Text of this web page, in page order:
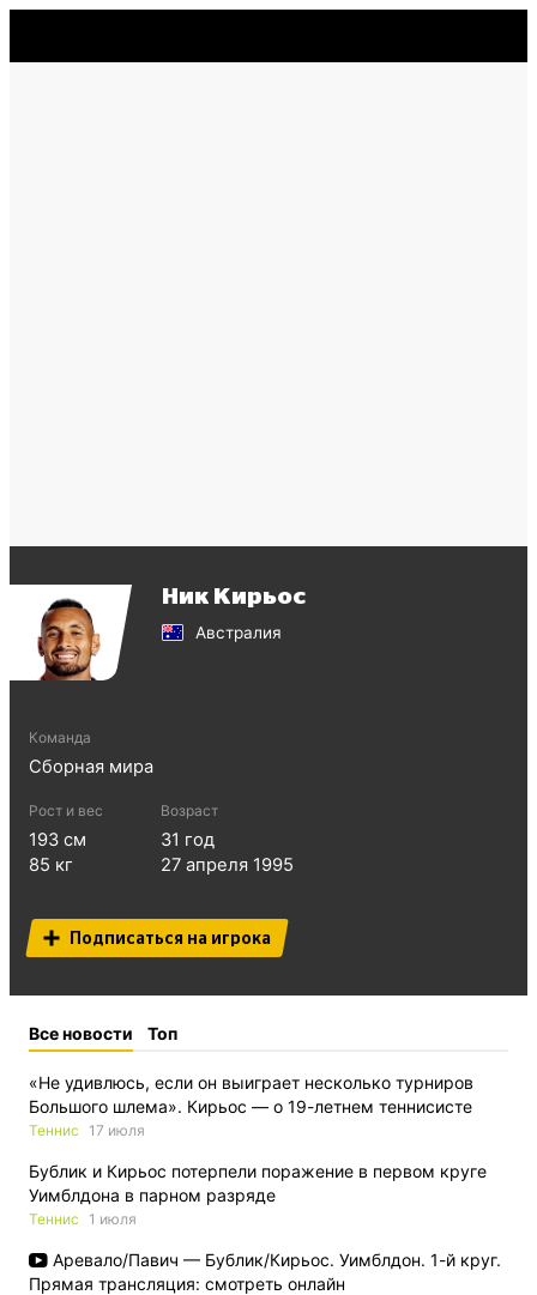
Ник Кирьос
Австралия
Команда
Сборная мира
Рост и вес
193 см
85 кг
Возраст
31 год
27 апреля 1995
Подписаться на игрока
Все новости Топ
«Не удивлюсь, если он выиграет несколько турниров
Большого шлема». Кирьос — о 19-летнем теннисисте
Теннис 17 июля
Бублик и Кирьос потерпели поражение в первом круге
Уимблдона в парном разряде
Теннис 1 июля
Аревало/Павич — Бублик/Кирьос. Уимблдон. 1-й круг.
Прямая трансляция: смотреть онлайн